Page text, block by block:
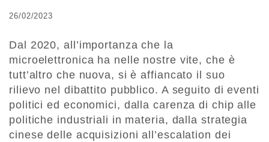
26/02/2023
Dal 2020, all’importanza che la
microelettronica ha nelle nostre vite, che è
tutt’altro che nuova, si è affiancato il suo
rilievo nel dibattito pubblico. A seguito di eventi
politici ed economici, dalla carenza di chip alle
politiche industriali in materia, dalla strategia
cinese delle acquisizioni all’escalation dei